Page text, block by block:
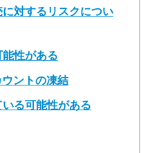
対するリスクについ
性がある
ントの凍結
る可能性がある